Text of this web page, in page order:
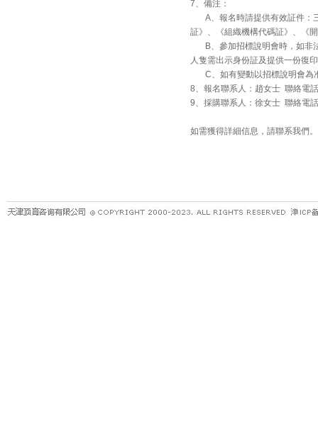
7、備注：
A、報名時請提供有效証件：
証》、《組織機構代碼証》、《
B、參加招標說明會時，如非
人隻需出示身份証及提供一份復
C、如有變動以招標說明會為
8、報名聯系人：趙女士 聯絡電
9、採購聯系人：徐女士 聯絡電
如需獲得詳細信息，請聯系我們。